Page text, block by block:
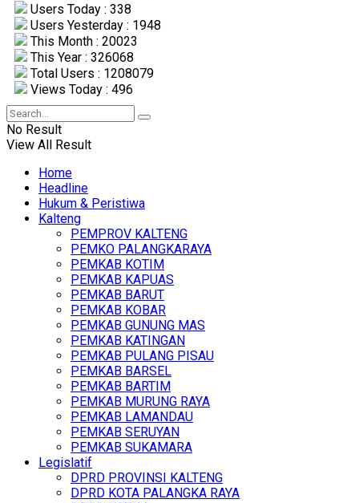
Users Today : 338
Users Yesterday : 1948
This Month : 20023
This Year : 326068
Total Users : 1208079
Views Today : 496
No Result
View All Result
Home
Headline
Hukum & Peristiwa
Kalteng
PEMPROV KALTENG
PEMKO PALANGKARAYA
PEMKAB KOTIM
PEMKAB KAPUAS
PEMKAB BARUT
PEMKAB KOBAR
PEMKAB GUNUNG MAS
PEMKAB KATINGAN
PEMKAB PULANG PISAU
PEMKAB BARSEL
PEMKAB BARTIM
PEMKAB MURUNG RAYA
PEMKAB LAMANDAU
PEMKAB SERUYAN
PEMKAB SUKAMARA
Legislatif
DPRD PROVINSI KALTENG
DPRD KOTA PALANGKA RAYA